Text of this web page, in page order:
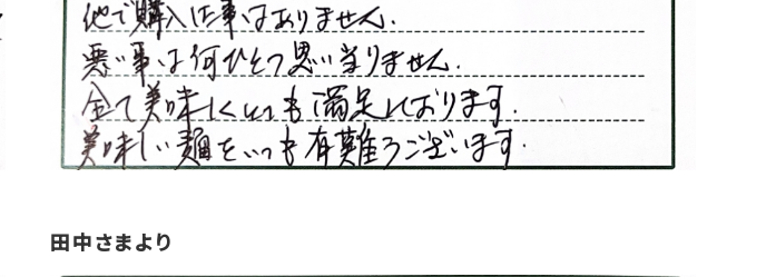
田中さまより